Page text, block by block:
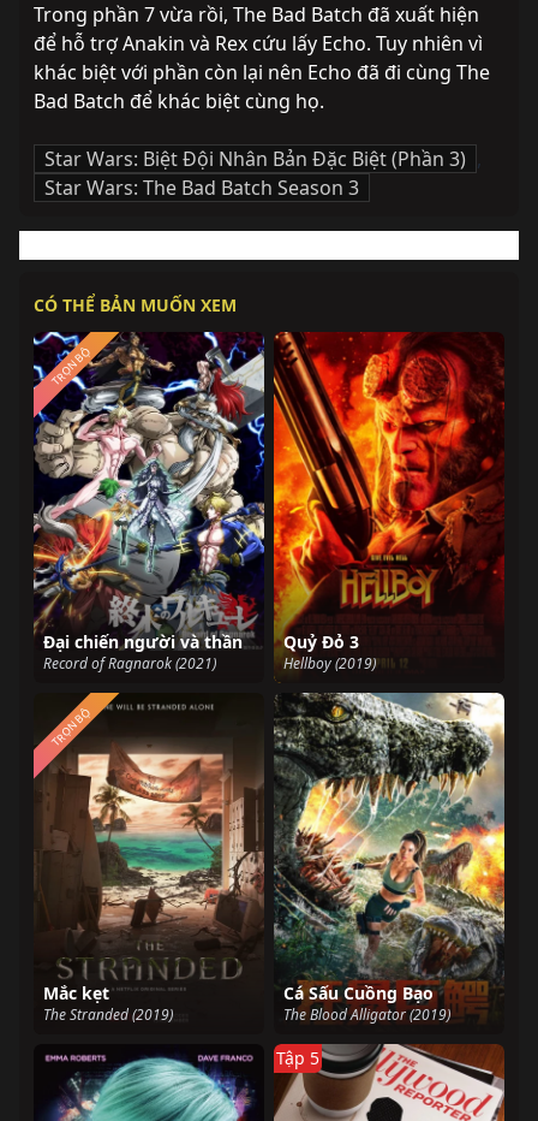
Trong phần 7 vừa rồi, The Bad Batch đã xuất hiện
để hỗ trợ Anakin và Rex cứu lấy Echo. Tuy nhiên vì
khác biệt với phần còn lại nên Echo đã đi cùng The
Bad Batch để khác biệt cùng họ.
Star Wars: Biệt Đội Nhân Bản Đặc Biệt (Phần 3) ,
Star Wars: The Bad Batch Season 3
CÓ THỂ BẢN MUỐN XEM
Đại chiến người và thần
Record of Ragnarok (2021)
TRỌN BỘ
Quỷ Đỏ 3
Hellboy (2019)
Mắc kẹt
The Stranded (2019)
TRỌN BỘ
Cá Sấu Cuồng Bạo
The Blood Alligator (2019)
Tập 5